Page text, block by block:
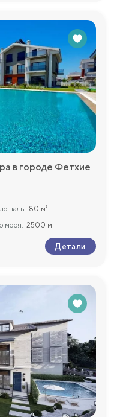
в городе Фетхие
80 м²
моря: 2500 м
Детали